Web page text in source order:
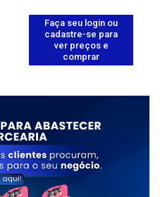
Faça seu login ou
cadastre-se para
ver preços e
comprar